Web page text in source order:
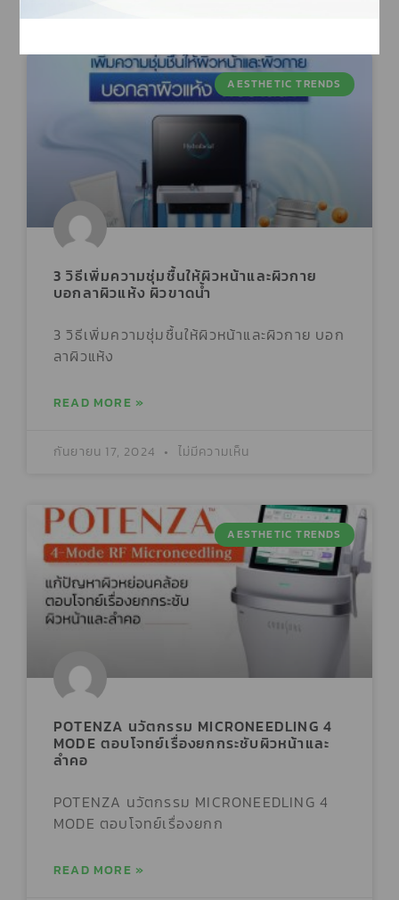
AESTHETIC TRENDS
3 วิธีเพิ่มความชุ่มชื้นให้ผิวหน้าและผิวกาย
บอกลาผิวแห้ง ผิวขาดน้ำ
3 วิธีเพิ่มความชุ่มชื้นให้ผิวหน้าและผิวกาย บอก
ลาผิวแห้ง
READ MORE »
กันยายน 17, 2024 ไม่มีความเห็น
AESTHETIC TRENDS
POTENZA นวัตกรรม MICRONEEDLING 4
MODE ตอบโจทย์เรื่องยกกระชับผิวหน้าและ
ลำคอ
POTENZA นวัตกรรม MICRONEEDLING 4
MODE ตอบโจทย์เรื่องยกก
READ MORE »